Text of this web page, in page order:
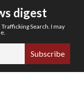
digest
Search. I may